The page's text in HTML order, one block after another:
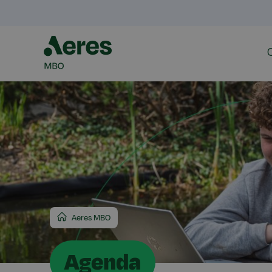
Aeres MBO
Agenda